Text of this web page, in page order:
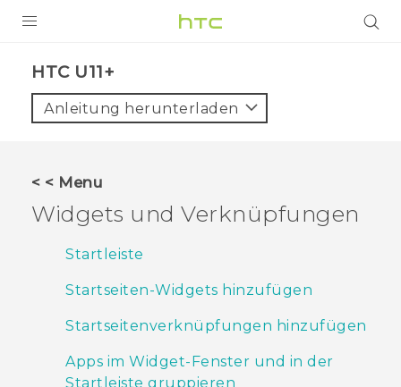
VIVE
UNTERSTÜTZUNG
HTC-Geräte und Zubehör
Anmelden
HTC U11+‎
Anleitung herunterladen
< < Menu
Widgets und Verknüpfungen
Startleiste
Startseiten-Widgets hinzufügen
Startseitenverknüpfungen hinzufügen
Apps im Widget-Fenster und in der
Startleiste gruppieren